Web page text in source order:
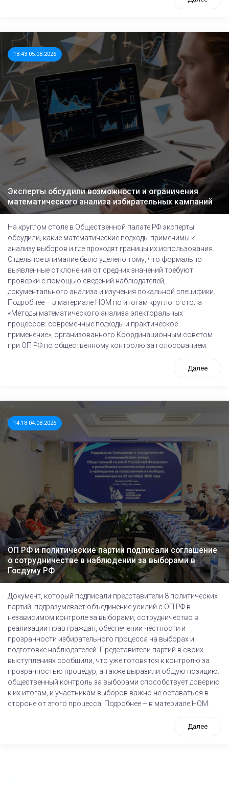
18:43 05.08.2026
Эксперты обсудили возможности и ограничения
математического анализа избирательных кампаний
На круглом столе в Общественной палате РФ эксперты
обсудили, какие математические подходы применимы к
анализу выборов и где проходят границы их использования.
Отдельное внимание было уделено тому, что формально
выявленные отклонения от средних значений требуют
проверки с помощью сведений наблюдателей,
документального анализа и изучения локальной специфики.
Подробнее – в материале НОМ по итогам круглого стола
«Методы математического анализа электоральных
процессов: современные подходы и практическое
применение», организованного Координационным советом
при ОП РФ по общественному контролю за голосованием.
Далее
14:18 04.08.2026
ОП РФ и политические партии подписали соглашение
о сотрудничестве в наблюдении за выборами в
Госдуму РФ
Документ, который подписали представители 8 политических
партий, подразумевает объединение усилий с ОП РФ в
независимом контроле за выборами, сотрудничество в
реализации прав граждан, обеспечении честности и
прозрачности избирательного процесса на выборах и
подготовке наблюдателей. Представители партий в своих
выступлениях сообщили, что уже готовятся к контролю за
прозрачностью процедур, а также выразили общую позицию:
общественный контроль за выборами способствует доверию
к их итогам, и участникам выборов важно не оставаться в
стороне от этого процесса. Подробнее – в материале НОМ.
Далее